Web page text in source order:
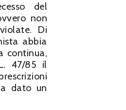
del
non
Di
abbia
continua,
47/85 il
dato un